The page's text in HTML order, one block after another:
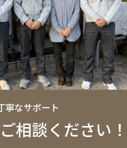
寧なサポート
相談ください！